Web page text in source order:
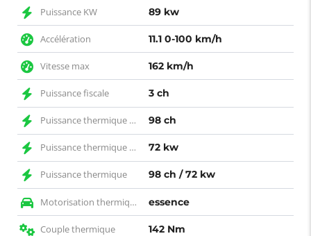
Puissance KW 89 kw
Accélération 11.1 0-100 km/h
Vitesse max 162 km/h
Puissance fiscale 3 ch
Puissance thermique CH 98 ch
Puissance thermique KW 72 kw
Puissance thermique 98 ch / 72 kw
Motorisation thermique essence
Couple thermique 142 Nm